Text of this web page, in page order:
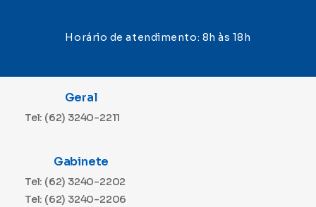
Horário de atendimento: 8h às 18h
Geral
Tel: (62) 3240-2211
Gabinete
Tel: (62) 3240-2202
Tel: (62) 3240-2206